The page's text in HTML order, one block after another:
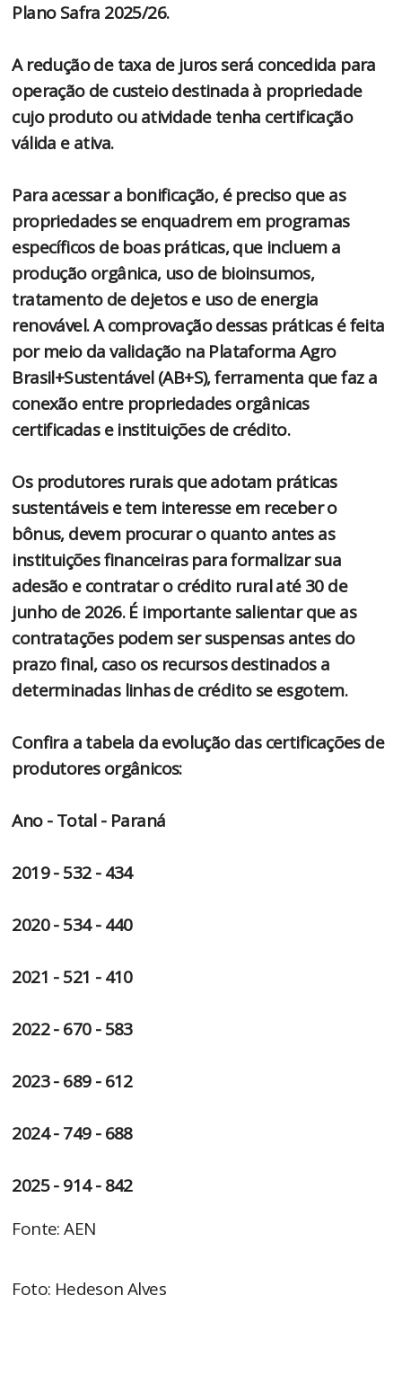
Plano Safra 2025/26.
A redução de taxa de juros será concedida para
operação de custeio destinada à propriedade
cujo produto ou atividade tenha certificação
válida e ativa.
Para acessar a bonificação, é preciso que as
propriedades se enquadrem em programas
específicos de boas práticas, que incluem a
produção orgânica, uso de bioinsumos,
tratamento de dejetos e uso de energia
renovável. A comprovação dessas práticas é feita
por meio da validação na Plataforma Agro
Brasil+Sustentável (AB+S), ferramenta que faz a
conexão entre propriedades orgânicas
certificadas e instituições de crédito.
Os produtores rurais que adotam práticas
sustentáveis e tem interesse em receber o
bônus, devem procurar o quanto antes as
instituições financeiras para formalizar sua
adesão e contratar o crédito rural até 30 de
junho de 2026. É importante salientar que as
contratações podem ser suspensas antes do
prazo final, caso os recursos destinados a
determinadas linhas de crédito se esgotem.
Confira a tabela da evolução das certificações de
produtores orgânicos:
Ano - Total - Paraná
2019 - 532 - 434
2020 - 534 - 440
2021 - 521 - 410
2022 - 670 - 583
2023 - 689 - 612
2024 - 749 - 688
2025 - 914 - 842
Fonte: AEN
Foto: Hedeson Alves